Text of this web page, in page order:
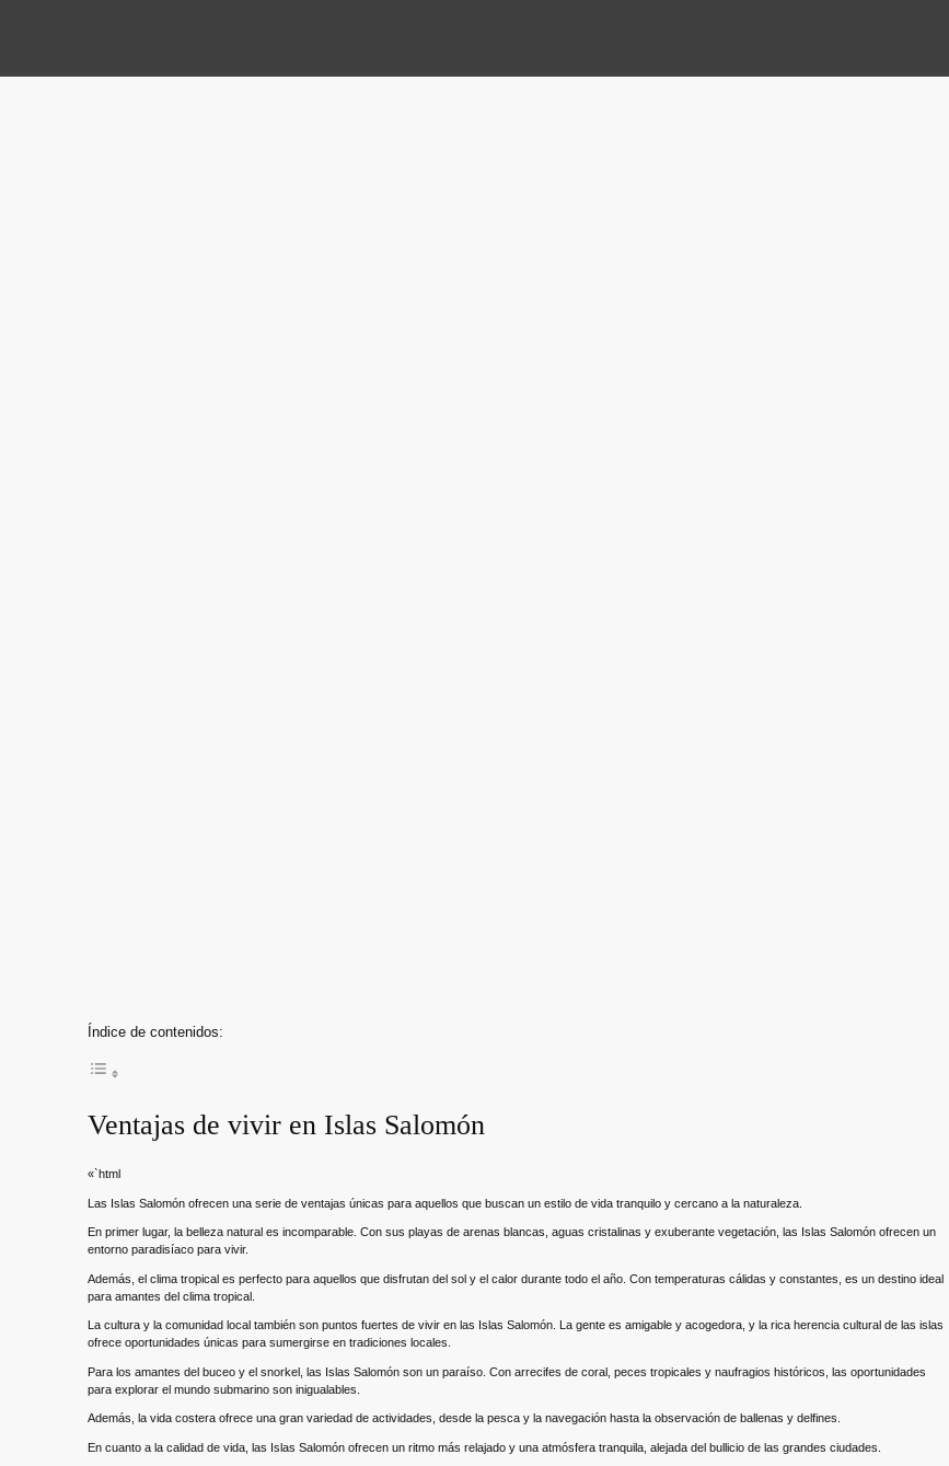
Índice de contenidos:
Ventajas de vivir en Islas Salomón
«`html
Las Islas Salomón ofrecen una serie de ventajas únicas para aquellos que buscan un estilo de vida tranquilo y cercano a la naturaleza.
En primer lugar, la belleza natural es incomparable. Con sus playas de arenas blancas, aguas cristalinas y exuberante vegetación, las Islas Salomón ofrecen un
entorno paradisíaco para vivir.
Además, el clima tropical es perfecto para aquellos que disfrutan del sol y el calor durante todo el año. Con temperaturas cálidas y constantes, es un destino ideal
para amantes del clima tropical.
La cultura y la comunidad local también son puntos fuertes de vivir en las Islas Salomón. La gente es amigable y acogedora, y la rica herencia cultural de las islas
ofrece oportunidades únicas para sumergirse en tradiciones locales.
Para los amantes del buceo y el snorkel, las Islas Salomón son un paraíso. Con arrecifes de coral, peces tropicales y naufragios históricos, las oportunidades
para explorar el mundo submarino son inigualables.
Además, la vida costera ofrece una gran variedad de actividades, desde la pesca y la navegación hasta la observación de ballenas y delfines.
En cuanto a la calidad de vida, las Islas Salomón ofrecen un ritmo más relajado y una atmósfera tranquila, alejada del bullicio de las grandes ciudades.